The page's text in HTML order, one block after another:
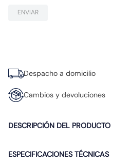
ENVIAR
Despacho a domicilio
Cambios y devoluciones
DESCRIPCIÓN DEL PRODUCTO
ESPECIFICACIONES TÉCNICAS